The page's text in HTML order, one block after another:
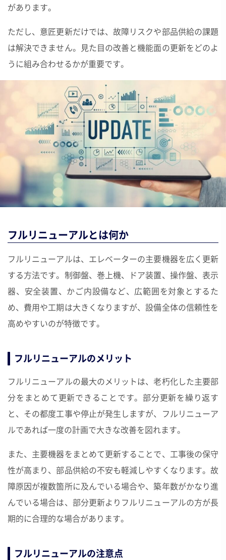
があります。
ただし、意匠更新だけでは、故障リスクや部品供給の課題
は解決できません。見た目の改善と機能面の更新をどのよ
うに組み合わせるかが重要です。
フルリニューアルとは何か
フルリニューアルは、エレベーターの主要機器を広く更新
する方法です。制御盤、巻上機、ドア装置、操作盤、表示
器、安全装置、かご内設備など、広範囲を対象とするた
め、費用や工期は大きくなりますが、設備全体の信頼性を
高めやすいのが特徴です。
フルリニューアルのメリット
フルリニューアルの最大のメリットは、老朽化した主要部
分をまとめて更新できることです。部分更新を繰り返す
と、その都度工事や停止が発生しますが、フルリニューア
ルであれば一度の計画で大きな改善を図れます。
また、主要機器をまとめて更新することで、工事後の保守
性が高まり、部品供給の不安も軽減しやすくなります。故
障原因が複数箇所に及んでいる場合や、築年数がかなり進
んでいる場合は、部分更新よりフルリニューアルの方が長
期的に合理的な場合があります。
フルリニューアルの注意点